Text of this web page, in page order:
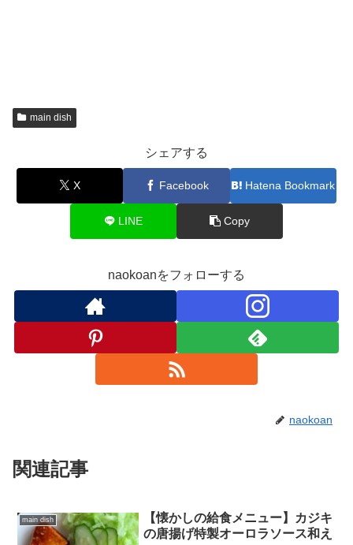
main dish
シェアする
X Facebook Hatena Bookmark
LINE Copy
naokoanをフォローする
naokoan
関連記事
main dish
【懐かしの給食メニュー】カジキ
の唐揚げ特製オーロラソース和え